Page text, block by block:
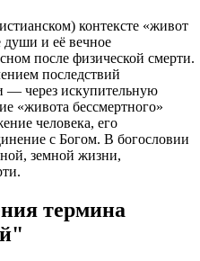
контексте «живот
души и её вечное
после физической смерти.
последствий
— через искупительную
«живота бессмертного»
человека, его
с Богом. В богословии
земной жизни,
термина